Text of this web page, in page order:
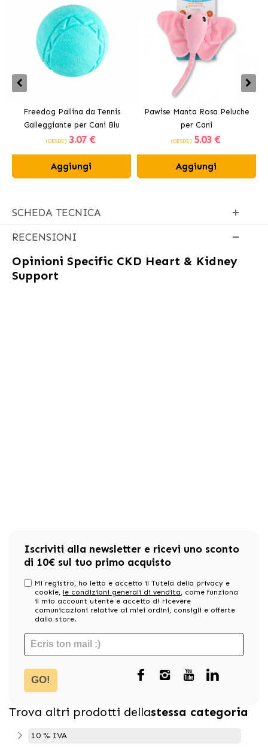
Freedog Pallina da Tennis
Galleggiante per Cani Blu
(DESDE) 3.07 €
Aggiungi
Pawise Manta Rosa Peluche
per Cani
(DESDE) 5.03 €
Aggiungi
SCHEDA TECNICA
RECENSIONI
Opinioni Specific CKD Heart & Kidney
Support
Iscriviti alla newsletter e ricevi uno sconto
di 10€ sul tuo primo acquisto
Mi registro, ho letto e accetto il Tutela della privacy e
cookie, le condizioni generali di vendita, come funziona
il mio account utente e accetto di ricevere
comunicazioni relative ai miei ordini, consigli e offerte
dallo store.
GO!
Trova altri prodotti dellastessa categoria
10 % IVA